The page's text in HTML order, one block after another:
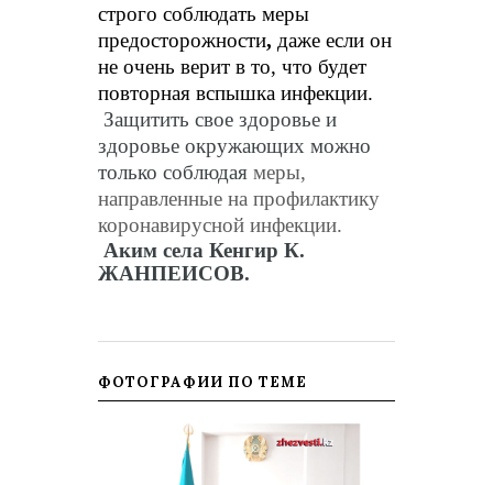
строго соблюдать меры
предосторожности, даже если он
не очень верит в то, что будет
повторная вспышка инфекции.
Защитить свое здоровье и
здоровье окружающих можно
только соблюдая меры,
направленные на профилактику
коронавирусной инфекции.
Аким села Кенгир К.
ЖАНПЕИСОВ.
ФОТОГРАФИИ ПО ТЕМЕ